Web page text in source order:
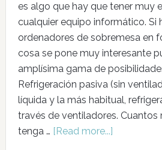
es algo que hay que tener muy
cualquier equipo informático. Si
ordenadores de sobremesa en
cosa se pone muy interesante
amplísima gama de
Refrigeración pasiva (sin
líquida y la más habitual,
través de ventiladores. Cuantos
tenga … [Read more...]